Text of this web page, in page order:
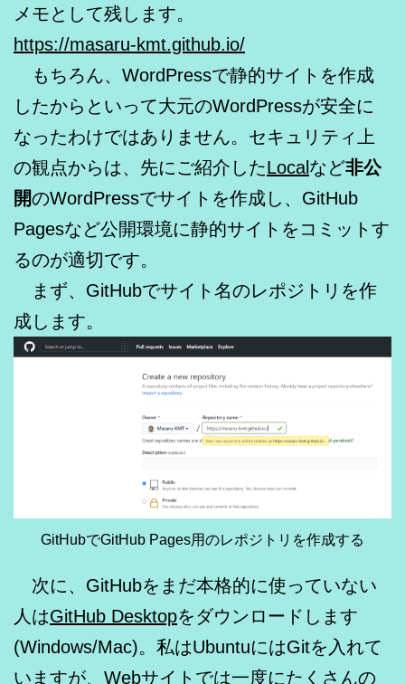
メモとして残します。
https://masaru-kmt.github.io/
もちろん、WordPressで静的サイトを作成
したからといって大元のWordPressが安全に
なったわけではありません。セキュリティ上
の観点からは、先にご紹介したLocalなど非公
開のWordPressでサイトを作成し、GitHub
Pagesなど公開環境に静的サイトをコミットす
るのが適切です。
まず、GitHubでサイト名のレポジトリを作
成します。
GitHubでGitHub Pages用のレポジトリを作成する
次に、GitHubをまだ本格的に使っていない
人はGitHub Desktopをダウンロードします
(Windows/Mac)。私はUbuntuにはGitを入れて
いますが、Webサイトでは一度にたくさんの